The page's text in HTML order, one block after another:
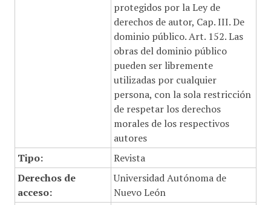
protegidos por la Ley de
derechos de autor, Cap. III. De
dominio público. Art. 152. Las
obras del dominio público
pueden ser libremente
utilizadas por cualquier
persona, con la sola restricción
de respetar los derechos
morales de los respectivos
autores
Tipo:
Revista
Derechos de
acceso:
Universidad Autónoma de
Nuevo León